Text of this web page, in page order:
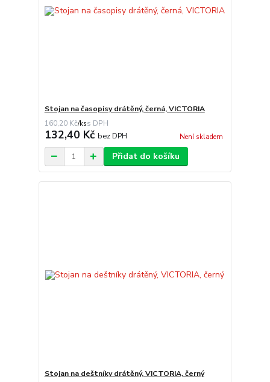
Stojan na časopisy drátěný, černá, VICTORIA
160,20 Kč/ks
132,40 Kč bez DPH Není skladem
Přidat do košíku
Stojan na deštníky drátěný, VICTORIA, černý